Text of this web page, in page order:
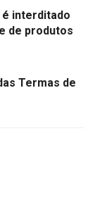
interditado
de produtos
Termas de